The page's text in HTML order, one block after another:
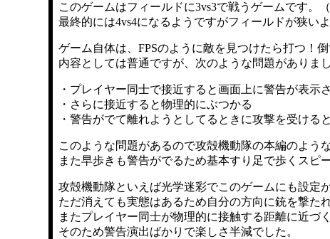
このゲームはフィールドに3vs3で戦うゲームです。
最終的には4vs4になるようですがフィールドが狭い
ゲーム自体は、FPSのように敵を見つけたら打つ！
内容としては普通ですが、次のような問題がありまし
・プレイヤー同士で接近すると画面上に警告が表示
・さらに接近すると物理的にぶつかる
・警告がでて離れようとしてるときに攻撃を受ける
このような問題があるので攻殻機動隊の本編のよう
また早歩きも警告がでるため基本すり足で歩くスピ
攻殻機動隊といえば光学迷彩でこのゲームにも設定
ただ消えても実態はあるため自分の方向に銃を撃た
またプレイヤー同士が物理的に接触する距離に近づ
そのため警告演出ばかりで楽しさ半減でした。